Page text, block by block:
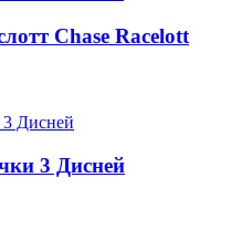
Chase Racelott
3 Дисней